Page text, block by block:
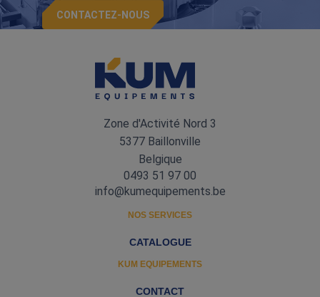
CONTACTEZ-NOUS
Zone d'Activité Nord 3
5377 Baillonville
Belgique
0493 51 97 00
info@kumequipements.be
NOS SERVICES
CATALOGUE
KUM EQUIPEMENTS
CONTACT